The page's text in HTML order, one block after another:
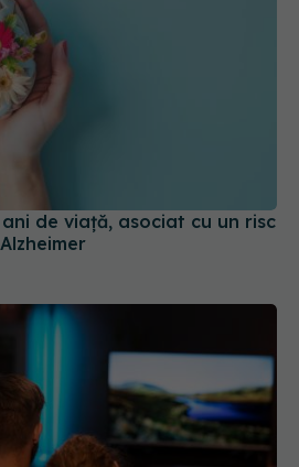
de viață, asociat cu un risc